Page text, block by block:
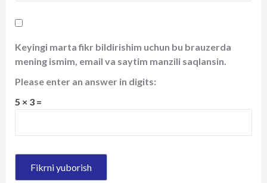
Keyingi marta fikr bildirishim uchun bu brauzerda
mening ismim, email va saytim manzili saqlansin.
Please enter an answer in digits:
5 × 3 =